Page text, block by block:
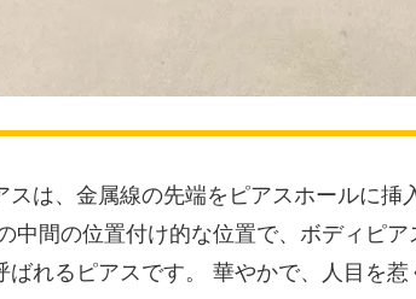
は、金属線の先端をピアスホールに挿
中間の位置付け的な位置で、ボディピ
ばれるピアスです。 華やかで、人目を